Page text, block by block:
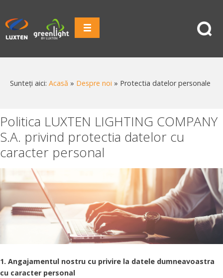
Sunteți aici: Acasă » Despre noi » Protectia datelor personale
Politica LUXTEN LIGHTING COMPANY
S.A. privind protectia datelor cu
caracter personal
1. Angajamentul nostru cu privire la datele dumneavoastra
cu caracter personal